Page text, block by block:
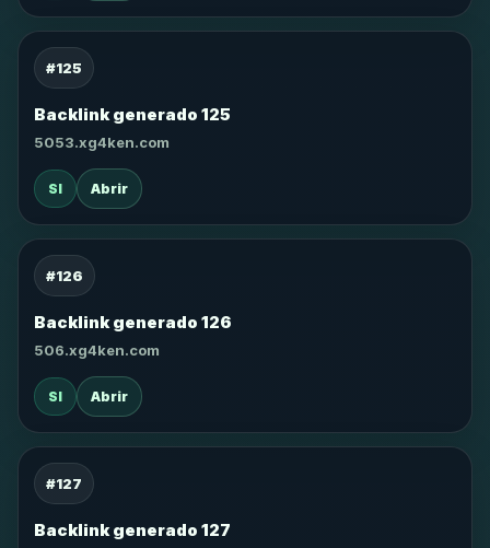
#125
Backlink generado 125
5053.xg4ken.com
SI Abrir
#126
Backlink generado 126
506.xg4ken.com
SI Abrir
#127
Backlink generado 127